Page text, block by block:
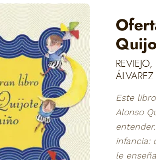
Este
Alonso
infancia:
le